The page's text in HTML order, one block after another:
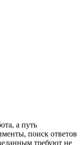
а путь
поиск ответов
требуют не